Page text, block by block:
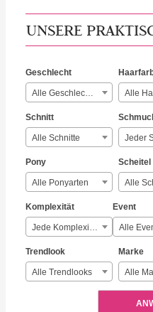
UNSERE
Geschlecht
Alle Geschlechter Alle
Schnitt
Alle Schnitte Jeder
Pony
Alle Ponyarten
Scheitel
Komplexität
Jede Komplexität
Event
Alle
Trendlook
Alle Trendlooks
Marke
Alle